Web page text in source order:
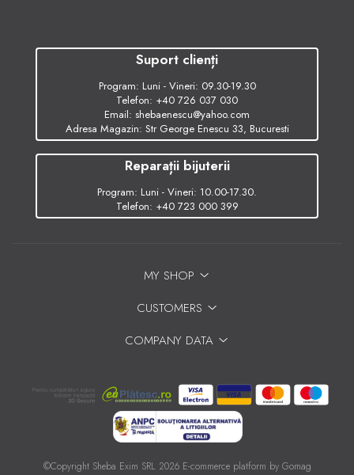
Suport clienți
Program: Luni - Vineri: 09.30-19.30
Telefon: +40 726 037 030
Email: shebaenescu@yahoo.com
Adresa Magazin: Str George Enescu 33, Bucuresti
Reparații bijuterii
Program: Luni - Vineri: 10.00-17.30.
Telefon: +40 723 000 399
MY SHOP
CUSTOMERS
COMPANY DATA
©Copyright Sheba Exim SRL 2026 E-commerce platform by Gomag